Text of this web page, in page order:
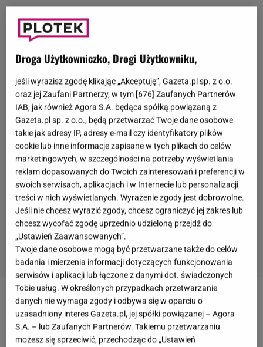
Droga Użytkowniczko, Drogi Użytkowniku,
jeśli wyrazisz zgodę klikając „Akceptuję”, Gazeta.pl sp. z o.o.
oraz jej Zaufani Partnerzy, w tym [676] Zaufanych Partnerów
IAB, jak również Agora S.A. będąca spółką powiązaną z
Gazeta.pl sp. z o.o., będą przetwarzać Twoje dane osobowe
takie jak adresy IP, adresy e-mail czy identyfikatory plików
cookie lub inne informacje zapisane w tych plikach do celów
marketingowych, w szczególności na potrzeby wyświetlania
reklam dopasowanych do Twoich zainteresowań i preferencji w
swoich serwisach, aplikacjach i w Internecie lub personalizacji
treści w nich wyświetlanych. Wyrażenie zgody jest dobrowolne.
Jeśli nie chcesz wyrazić zgody, chcesz ograniczyć jej zakres lub
chcesz wycofać zgodę uprzednio udzieloną przejdź do
„Ustawień Zaawansowanych”.
Twoje dane osobowe mogą być przetwarzane także do celów
badania i mierzenia informacji dotyczących funkcjonowania
serwisów i aplikacji lub łączone z danymi dot. świadczonych
Tobie usług. W określonych przypadkach przetwarzanie
danych nie wymaga zgody i odbywa się w oparciu o
uzasadniony interes Gazeta.pl, jej spółki powiązanej – Agora
S.A. – lub Zaufanych Partnerów. Takiemu przetwarzaniu
możesz się sprzeciwić, przechodząc do „Ustawień